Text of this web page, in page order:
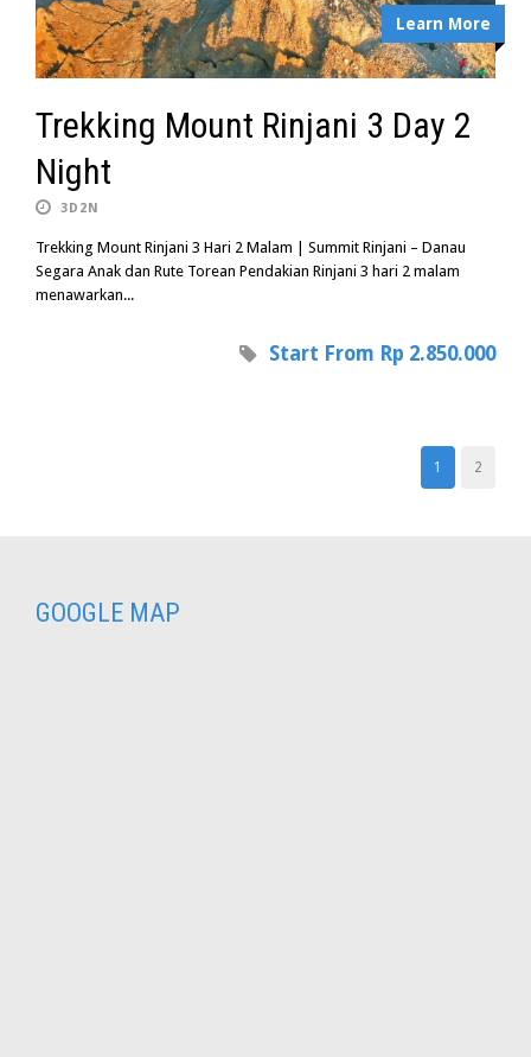
Learn More
Trekking Mount Rinjani 3 Day 2
Night
3D2N
Trekking Mount Rinjani 3 Hari 2 Malam | Summit Rinjani – Danau
Segara Anak dan Rute Torean Pendakian Rinjani 3 hari 2 malam
menawarkan...
Start From Rp 2.850.000
1 2
GOOGLE MAP